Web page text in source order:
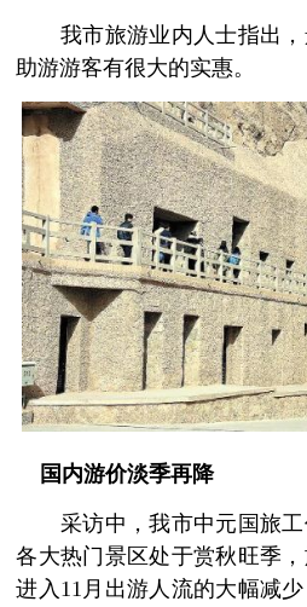
我市旅游业内人士指出，
助游游客有很大的实惠。
国内游价淡季再降
采访中，我市中元国旅工
各大热门景区处于赏秋旺季
进入11月出游人流的大幅减